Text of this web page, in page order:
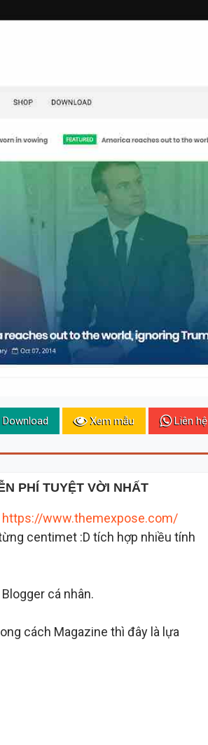
Download Xem mẫu Liên hệ
PHÍ TUYỆT VỜI NHẤT
https://www.themexpose.com/
centimet :D tích hợp nhiều tính
cá nhân.
cách Magazine thì đây là lựa